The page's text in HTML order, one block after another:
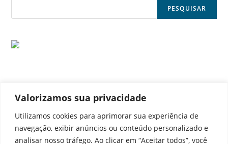
Valorizamos sua privacidade
Utilizamos cookies para aprimorar sua experiência de
navegação, exibir anúncios ou conteúdo personalizado e
analisar nosso tráfego. Ao clicar em “Aceitar todos”, você
PESQUISAR